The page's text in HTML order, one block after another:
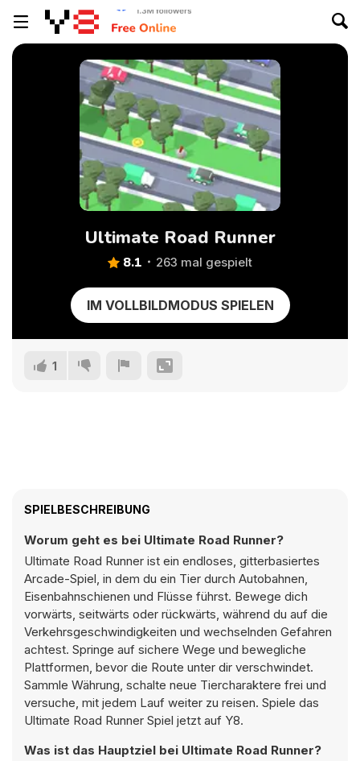
Ultimate Road Runner
8.1 263 mal gespielt
IM VOLLBILDMODUS SPIELEN
1
SPIELBESCHREIBUNG
Worum geht es bei Ultimate Road Runner?
Ultimate Road Runner ist ein endloses, gitterbasiertes
Arcade-Spiel, in dem du ein Tier durch Autobahnen,
Eisenbahnschienen und Flüsse führst. Bewege dich
vorwärts, seitwärts oder rückwärts, während du auf die
Verkehrsgeschwindigkeiten und wechselnden Gefahren
achtest. Springe auf sichere Wege und bewegliche
Plattformen, bevor die Route unter dir verschwindet.
Sammle Währung, schalte neue Tiercharaktere frei und
versuche, mit jedem Lauf weiter zu reisen. Spiele das
Ultimate Road Runner Spiel jetzt auf Y8.
Was ist das Hauptziel bei Ultimate Road Runner?